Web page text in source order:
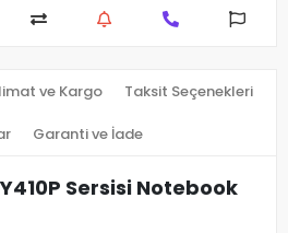
ve Kargo Taksit Seçenekleri
Garanti ve İade
Sersisi Notebook